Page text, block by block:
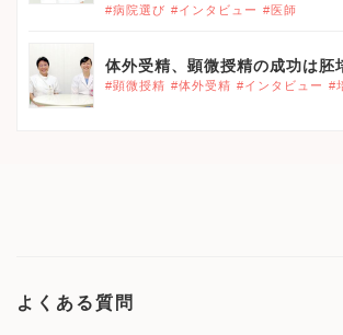
#病院選び #インタビュー #医師
体外受精、顕微授精の成功は胚
#顕微授精 #体外受精 #インタビュー #
よくある質問